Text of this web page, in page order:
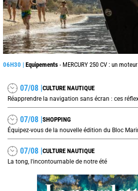
06H30 | Equipements - MERCURY 250 CV : un moteur qui se
07/08 |CULTURE NAUTIQUE
07/08 |SHOPPING
07/08 |CULTURE NAUTIQUE
La tong, l'incontournable de notre été